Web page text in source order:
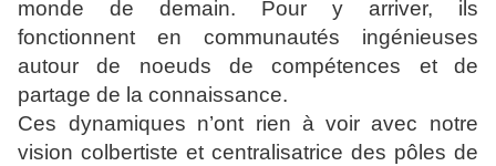
monde de demain. Pour y arriver, ils
fonctionnent en
communautés ingénieuses
autour de noeuds de compétences et
de
partage de la connaissance.
Ces dynamiques n’ont rien à voir avec notre
vision colbertiste et centralisatrice des pôles de